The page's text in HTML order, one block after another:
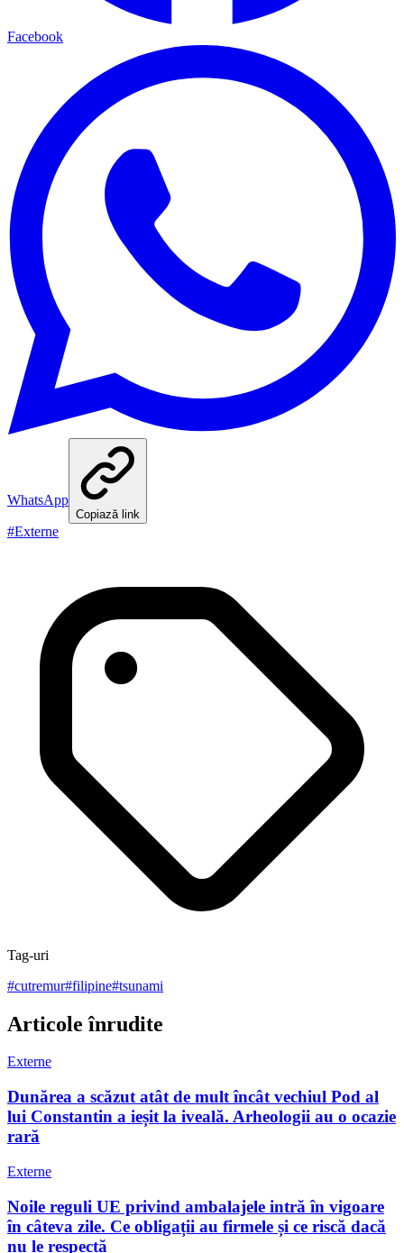
Facebook
WhatsApp
Copiază link
#Externe
Tag-uri
#cutremur#filipine#tsunami
Articole înrudite
Externe
Dunărea a scăzut atât de mult încât vechiul Pod al
lui Constantin a ieșit la iveală. Arheologii au o ocazie
rară
Externe
Noile reguli UE privind ambalajele intră în vigoare
în câteva zile. Ce obligații au firmele și ce riscă dacă
nu le respectă